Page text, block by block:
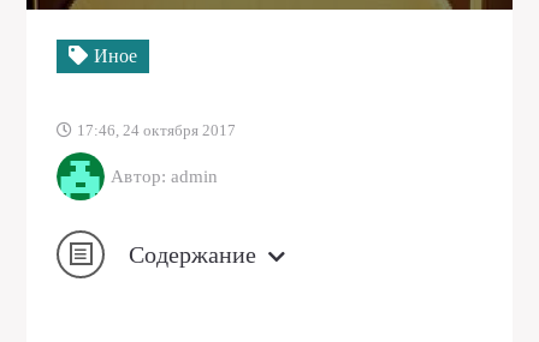
Иное
17:46, 24 октября 2017
Автор: admin
Содержание